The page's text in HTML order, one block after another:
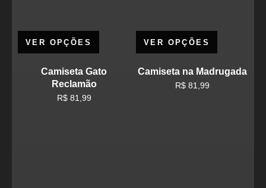
VER OPÇÕES
Camiseta Gato
Reclamão
R$81,99
VER OPÇÕES
Camiseta na Madrugada
R$81,99